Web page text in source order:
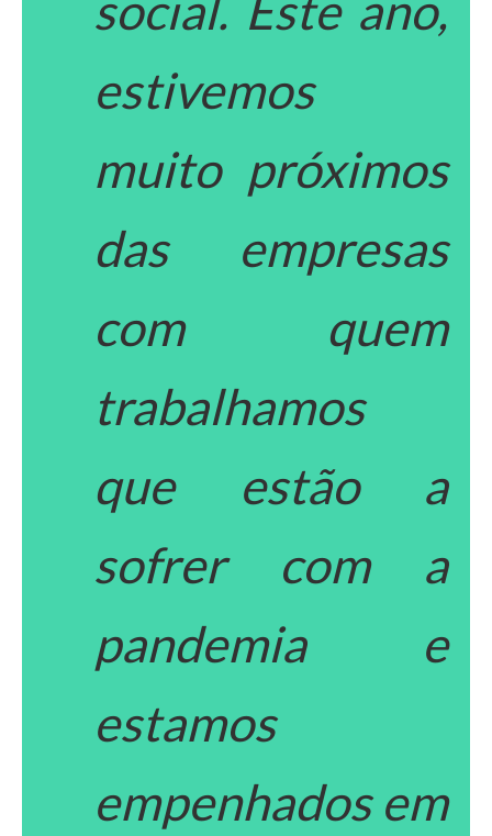
estivemos
muito próximos
das empresas
com quem
trabalhamos
que estão a
sofrer com a
pandemia e
estamos
empenhados em